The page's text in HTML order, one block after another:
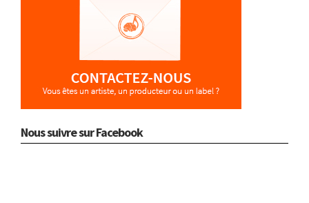
Nous suivre sur Facebook